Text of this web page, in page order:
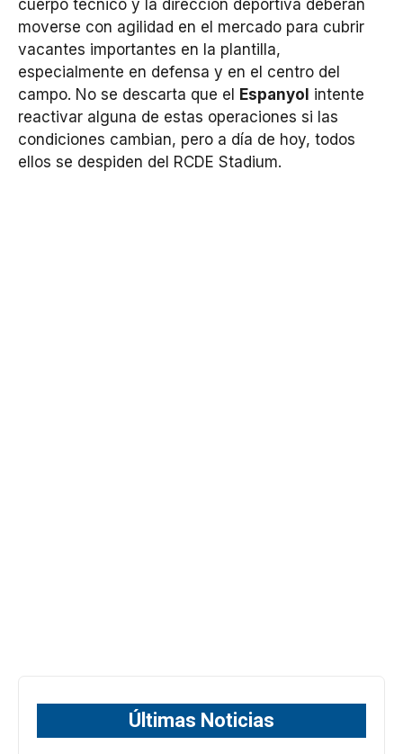
cuerpo técnico y la dirección deportiva deberán
moverse con agilidad en el mercado para cubrir
vacantes importantes en la plantilla,
especialmente en defensa y en el centro del
campo. No se descarta que el
Espanyol intente
reactivar alguna de estas operaciones si las
condiciones cambian, pero a día de hoy, todos
ellos se despiden del RCDE Stadium.
Últimas Noticias